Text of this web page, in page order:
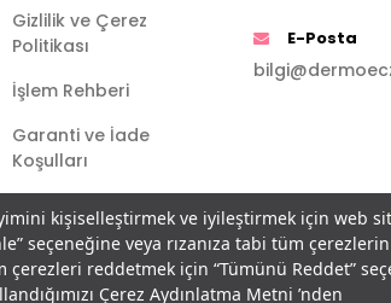
kişiselleştirmek ve iyileştirmek için web
seçeneğine veya rızanıza tabi tüm çerezlerin
çerezleri reddetmek için “Tümünü Reddet”
Çerez Aydınlatma Metni ’nden
Gizlilik ve Çerez
Politikası
İşlem Rehberi
Garanti ve İade
Koşulları
E-Posta